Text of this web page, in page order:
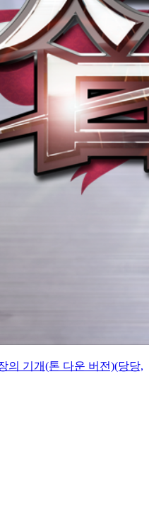
의 기개(톤 다운 버전)(당당,